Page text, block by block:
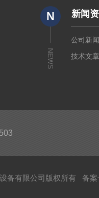
N
NEWS
新闻
公司新
技术文
备有限公司版权所有 备案